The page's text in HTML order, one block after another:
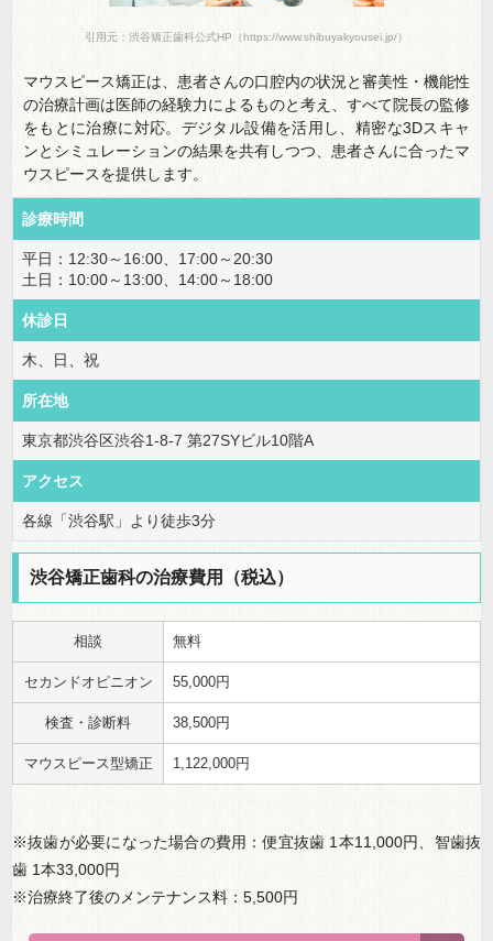
引用元：渋谷矯正歯科公式HP（https://www.shibuyakyousei.jp/）
マウスピース矯正は、患者さんの口腔内の状況と審美性・機能性
の治療計画は医師の経験力によるものと考え、すべて院長の監修
をもとに治療に対応。デジタル設備を活用し、精密な3Dスキャ
ンとシミュレーションの結果を共有しつつ、患者さんに合ったマ
ウスピースを提供します。
診療時間
平日：12:30～16:00、17:00～20:30
土日：10:00～13:00、14:00～18:00
休診日
木、日、祝
所在地
東京都渋谷区渋谷1-8-7 第27SYビル10階A
アクセス
各線「渋谷駅」より徒歩3分
渋谷矯正歯科の治療費用（税込）
相談 無料
セカンドオピニオン 55,000円
検査・診断料 38,500円
マウスピース型矯正 1,122,000円
※抜歯が必要になった場合の費用：便宜抜歯 1本11,000円、智歯抜
歯 1本33,000円
※治療終了後のメンテナンス料：5,500円